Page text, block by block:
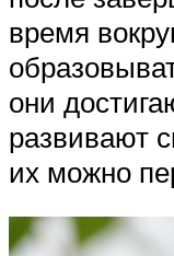
время
они
развивают
их можно